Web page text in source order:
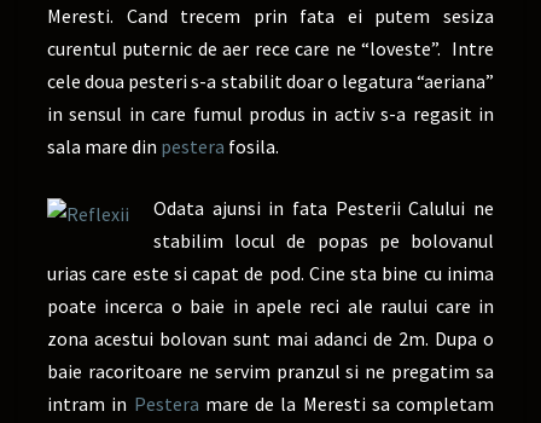
Meresti. Cand trecem prin fata ei putem sesiza
curentul puternic de aer rece care ne “loveste”. Intre
cele doua pesteri s-a stabilit doar o legatura “aeriana”
in sensul in care fumul produs in activ s-a regasit in
sala mare din pestera fosila.
Odata ajunsi in fata Pesterii Calului ne
stabilim locul de popas pe bolovanul
urias care este si capat de pod. Cine sta bine cu inima
poate incerca o baie in apele reci ale raului care in
zona acestui bolovan sunt mai adanci de 2m. Dupa o
baie racoritoare ne servim pranzul si ne pregatim sa
intram in Pestera mare de la Meresti sa completam